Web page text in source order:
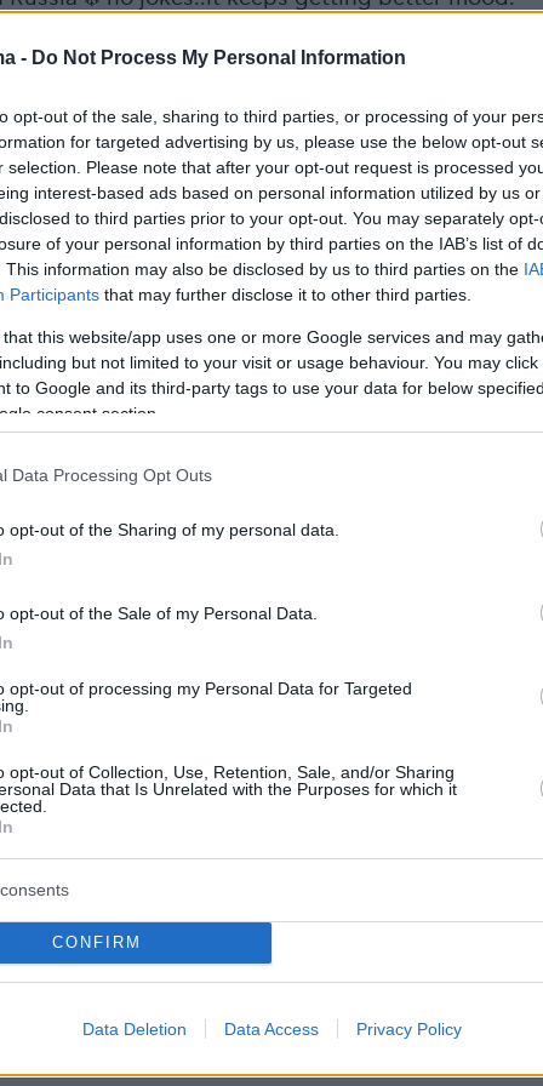
- Do Not Process My Personal Information
opt-out of the sale, sharing to third parties, or processing of your
for targeted advertising by us, please use the below opt-out
selection. Please note that after your opt-out request is processed
interest-based ads based on personal information utilized by us
to third parties prior to your opt-out. You may separately
of your personal information by third parties on the IAB’s list of
This information may also be disclosed by us to third parties on the
Participants that may further disclose it to other third parties.
that this website/app uses one or more Google services and may
but not limited to your visit or usage behaviour. You may
to Google and its third-party tags to use your data for below
consent section.
Data Processing Opt Outs
opt-out of the Sharing of my personal data.
opt-out of the Sale of my Personal Data.
opt-out of processing my Personal Data for Targeted
opt-out of Collection, Use, Retention, Sale, and/or Sharing
Data that Is Unrelated with the Purposes for which it
CONFIRM
Data Deletion Data Access Privacy Policy
happened so far between Sloane Stephens and
Pavlyuchenkova in Beijing. Neither normally
players.pic.twitter.com/LCfM1Cr1b7
(@BenRothenberg)September 30,
αναπνέει «χωρίς υποστήριξη και δεν έχει
η Ντάουνινγκ Στριτ
Κιλελέρ: Η τραγική ιστορία του σεφ που σκότωσε
Πιθανή συμφωνία για μέτρα ύψους μισού
Eurogroup
protothema.gr στο Google News
Ειδήσεις
από την Ελλάδα και τον Κόσμο, τη